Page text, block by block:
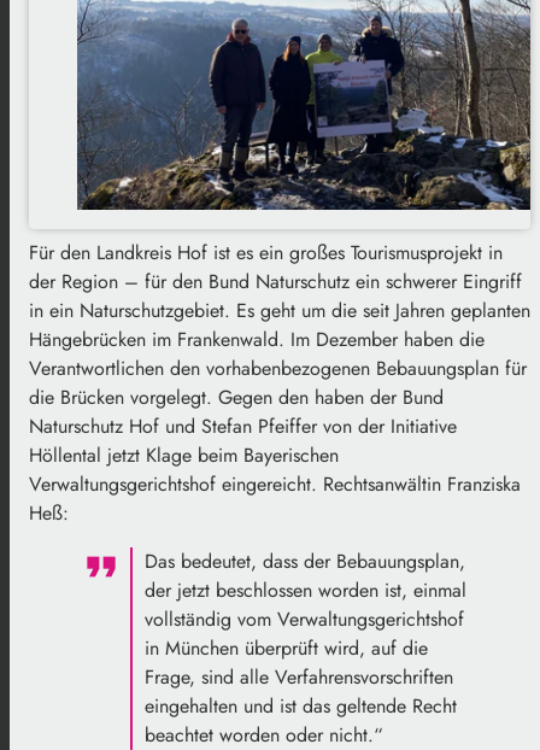
Für den Landkreis Hof ist es ein großes Tourismusprojekt in
der Region – für den Bund Naturschutz ein schwerer Eingriff
in ein Naturschutzgebiet. Es geht um die seit Jahren geplanten
Hängebrücken im Frankenwald. Im Dezember haben die
Verantwortlichen den vorhabenbezogenen Bebauungsplan für
die Brücken vorgelegt. Gegen den haben der Bund
Naturschutz Hof und Stefan Pfeiffer von der Initiative
Höllental jetzt Klage beim Bayerischen
Verwaltungsgerichtshof eingereicht. Rechtsanwältin Franziska
Heß:
Das bedeutet, dass der Bebauungsplan,
der jetzt beschlossen worden ist, einmal
vollständig vom Verwaltungsgerichtshof
in München überprüft wird, auf die
Frage, sind alle Verfahrensvorschriften
eingehalten und ist das geltende Recht
beachtet worden oder nicht.“